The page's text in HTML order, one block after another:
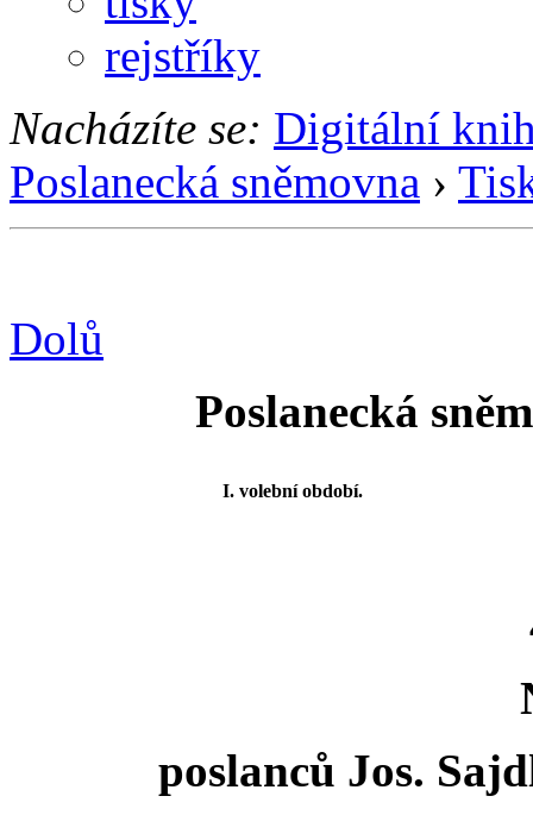
rejstříky
Nacházíte se: Digitální
Poslanecká sněmovna ›
Dolů
Poslanecká
I. volební období.
poslanců Jos.